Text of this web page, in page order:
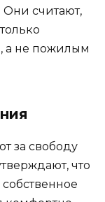
считают,
а не пожилым
за свободу
что